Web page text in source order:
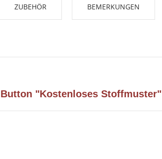
ZUBEHÖR BEMERKUNGEN
"Kostenloses Stoffmuster"